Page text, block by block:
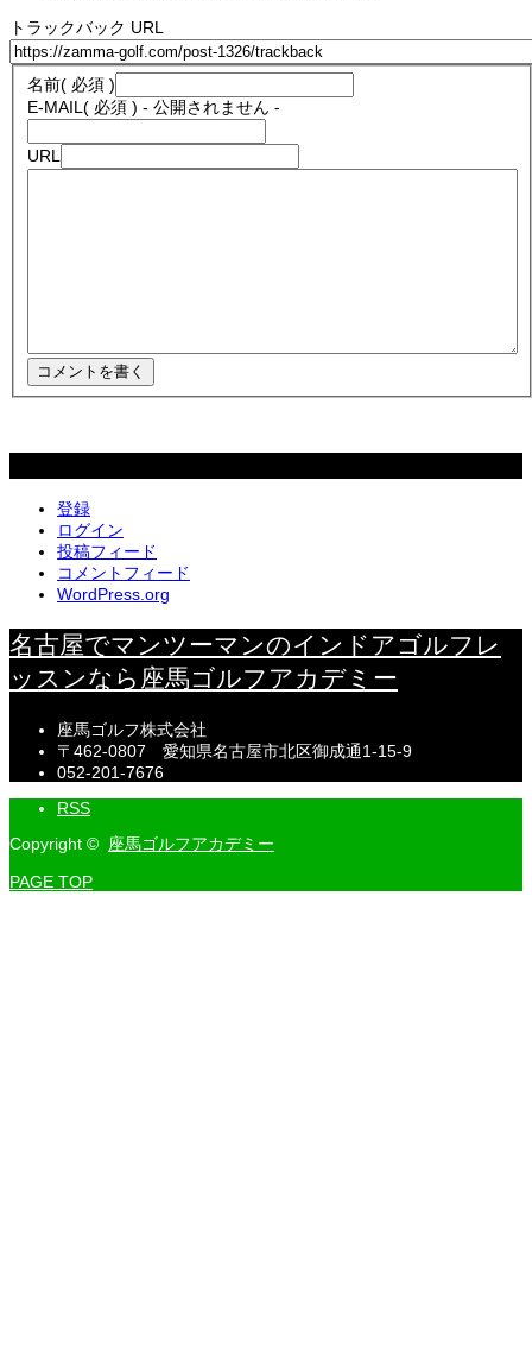
トラックバック URL
名前( 必須 )
E-MAIL ( 必須 ) - 公開されません -
URL
登録
ログイン
投稿フィード
コメントフィード
WordPress.org
名古屋でマンツーマンのインドアゴルフレ
ッスンなら座馬ゴルフアカデミー
座馬ゴルフ株式会社
〒462-0807 愛知県名古屋市北区御成通1-15-9
052-201-7676
RSS
Copyright © 座馬ゴルフアカデミー
PAGE TOP